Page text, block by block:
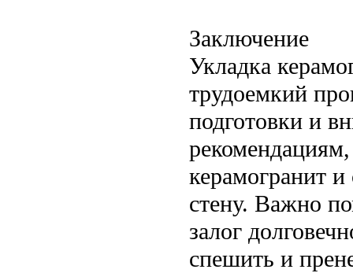
Заключение
Укладка
трудоемкий
подготовки и
керамогранит
стену. Важно
залог
спешить и